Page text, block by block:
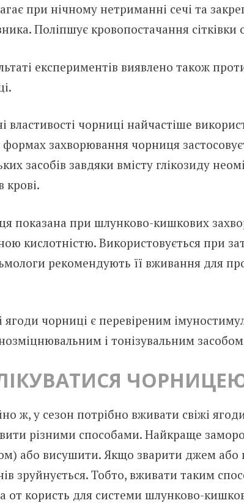
при нічному нетриманні сечі та
Поліпшує кровопостачання сітківки
експериментів виявлено також
властивості чорниці найчастіше
формах захворювання чорниця
засобів завдяки вмісту глікозиду
крові.
показана при шлунково-кишкових
кислотністю. Використовується при
рекомендують її вживання для
ягоди чорниці є перевіреним
і тонізувальним
ж, у сезон потрібно вживати свіжі
різними способами. Найкраще
або висушити. Якщо зварити джем або
зруйнується. Тобто, вживати таким
от користь для системи шлунково-